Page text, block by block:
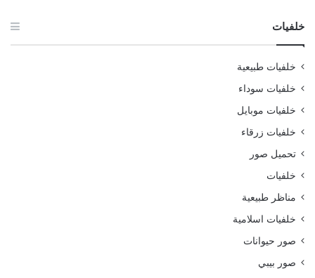
خلفيات
خلفيات طبيعية
خلفيات سوداء
خلفيات موبايل
خلفيات زرقاء
تحميل صور
خلفيات
مناظر طبيعية
خلفيات اسلامية
صور حيوانات
صور بيبي